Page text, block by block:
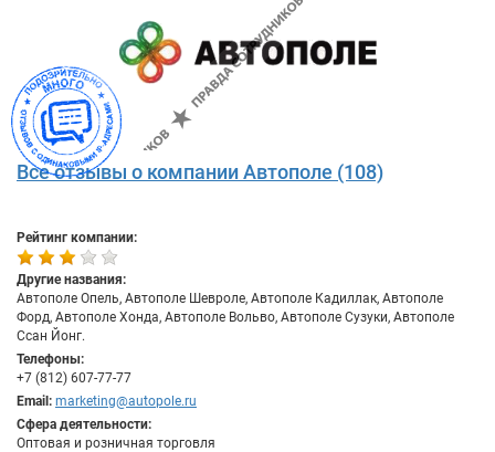
Все отзывы о компании Автополе (108)
Рейтинг компании:
Другие названия:
Автополе Опель, Автополе Шевроле, Автополе Кадиллак, Автополе
Форд, Автополе Хонда, Автополе Вольво, Автополе Сузуки, Автополе
Ссан Йонг.
Телефоны:
+7 (812) 607-77-77
Email: marketing@autopole.ru
Сфера деятельности:
Оптовая и розничная торговля